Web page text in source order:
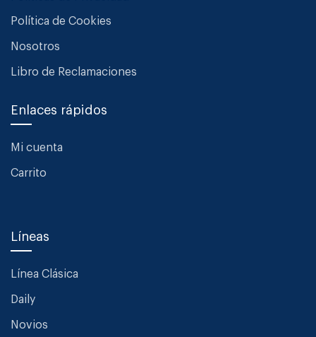
Política de Cookies
Nosotros
Libro de Reclamaciones
Enlaces rápidos
Mi cuenta
Carrito
Líneas
Línea Clásica
Daily
Novios